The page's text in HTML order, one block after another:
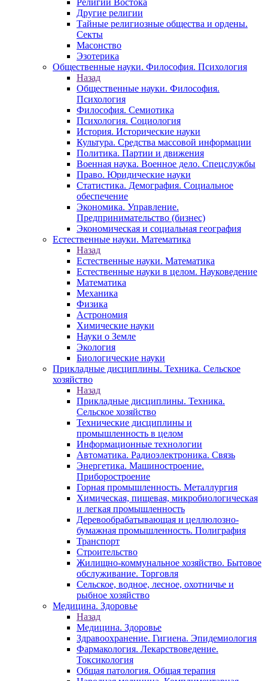
Религии Востока
Другие религии
Тайные религиозные общества и ордены.
Секты
Масонство
Эзотерика
Общественные науки. Философия. Психология
Назад
Общественные науки. Философия.
Психология
Философия. Семиотика
Психология. Социология
История. Исторические науки
Культура. Средства массовой информации
Политика. Партии и движения
Военная наука. Военное дело. Спецслужбы
Право. Юридические науки
Статистика. Демография. Социальное
обеспечение
Экономика. Управление.
Предпринимательство (бизнес)
Экономическая и социальная география
Естественные науки. Математика
Назад
Естественные науки. Математика
Естественные науки в целом. Науковедение
Математика
Механика
Физика
Астрономия
Химические науки
Науки о Земле
Экология
Биологические науки
Прикладные дисциплины. Техника. Сельское
хозяйство
Назад
Прикладные дисциплины. Техника.
Сельское хозяйство
Технические дисциплины и
промышленность в целом
Информационные технологии
Автоматика. Радиоэлектроника. Связь
Энергетика. Машиностроение.
Приборостроение
Горная промышленность. Металлургия
Химическая, пищевая, микробиологическая
и легкая промышленность
Деревообрабатывающая и целлюлозно-
бумажная промышленность. Полиграфия
Транспорт
Строительство
Жилищно-коммунальное хозяйство. Бытовое
обслуживание. Торговля
Сельское, водное, лесное, охотничье и
рыбное хозяйство
Медицина. Здоровье
Назад
Медицина. Здоровье
Здравоохранение. Гигиена. Эпидемиология
Фармакология. Лекарствоведение.
Токсикология
Общая патология. Общая терапия